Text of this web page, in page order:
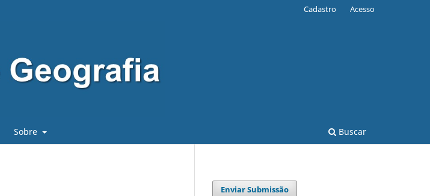
Sobre Buscar
Cadastro Acesso
Enviar Submissão